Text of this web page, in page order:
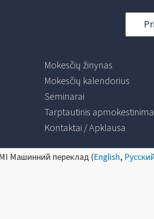
Mokesčių žinynas
Mokesčių kalendorius
Seminarai
Tarptautinis
Kontaktai / Apklausa
Машинний переклад (English,